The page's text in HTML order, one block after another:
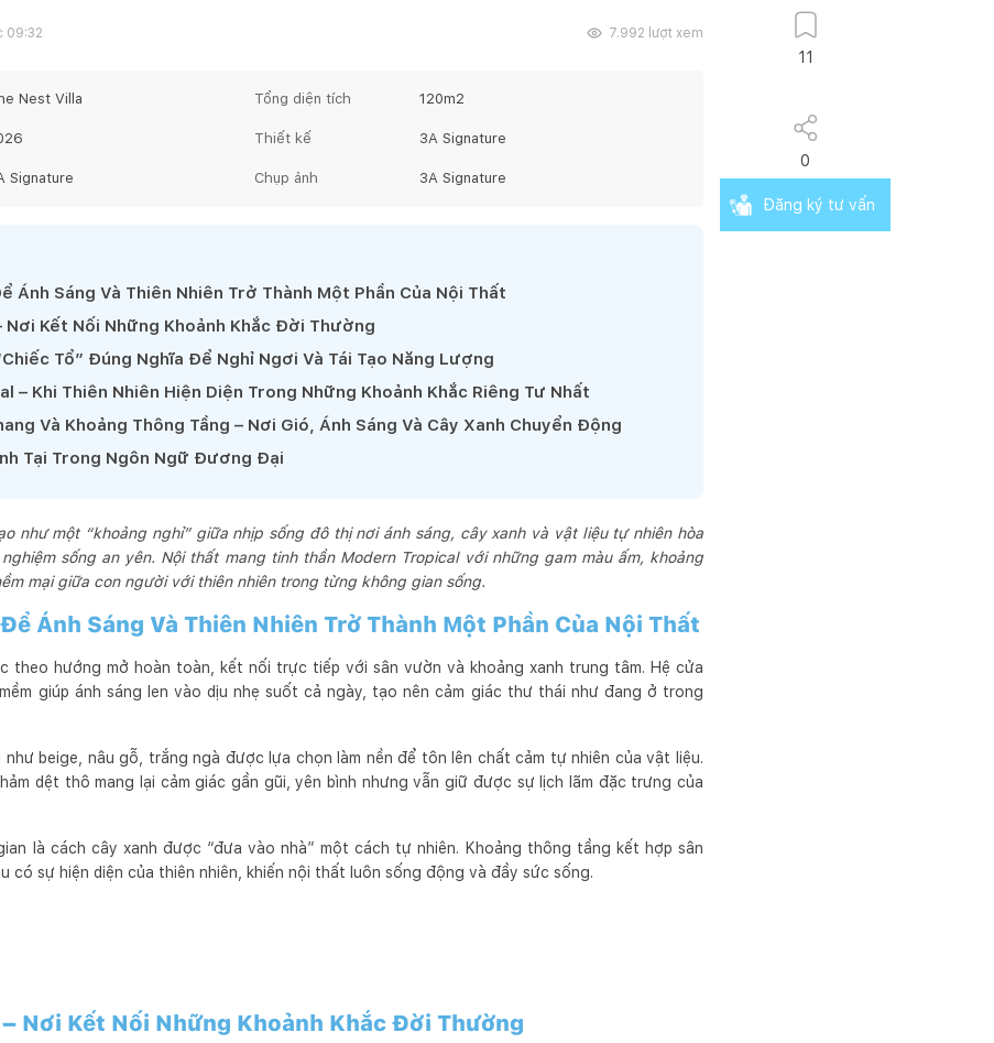
09:32 7.992 lượt xem
Nest Villa Tổng diện tích 120m2
Thiết kế 3A Signature
Signature Chụp ảnh 3A Signature
Ánh Sáng Và Thiên Nhiên Trở Thành Một Phần Của Nội Thất
Nơi Kết Nối Những Khoảnh Khắc Đời Thường
Tổ” Đúng Nghĩa Để Nghỉ Ngơi Và Tái Tạo Năng Lượng
– Khi Thiên Nhiên Hiện Diện Trong Những Khoảnh Khắc Riêng Tư Nhất
Và Khoảng Thông Tầng – Nơi Gió, Ánh Sáng Và Cây Xanh Chuyển Động
Tại Trong Ngôn Ngữ Đương Đại
như một “khoảng nghỉ” giữa nhịp sống đô thị nơi ánh sáng, cây xanh và vật liệu tự nhiên hòa
sống an yên. Nội thất mang tinh thần Modern Tropical với những gam màu ấm, khoảng
mại giữa con người với thiên nhiên trong từng không gian sống.
Ánh Sáng Và Thiên Nhiên Trở Thành Một Phần Của Nội Thất
theo hướng mở hoàn toàn, kết nối trực tiếp với sân vườn và khoảng xanh trung tâm. Hệ cửa
giúp ánh sáng len vào dịu nhẹ suốt cả ngày, tạo nên cảm giác thư thái như đang ở trong
như beige, nâu gỗ, trắng ngà được lựa chọn làm nền để tôn lên chất cảm tự nhiên của vật liệu.
dệt thô mang lại cảm giác gần gũi, yên bình nhưng vẫn giữ được sự lịch lãm đặc trưng của
là cách cây xanh được “đưa vào nhà” một cách tự nhiên. Khoảng thông tầng kết hợp sân
có sự hiện diện của thiên nhiên, khiến nội thất luôn sống động và đầy sức sống.
– Nơi Kết Nối Những Khoảnh Khắc Đời Thường
11
0
Đăng ký tư vấn